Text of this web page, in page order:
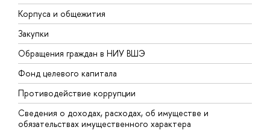
Корпуса и общежития
Закупки
Обращения граждан в НИУ ВШЭ
Фонд целевого капитала
Противодействие коррупции
Сведения о доходах, расходах, об имуществе и
обязательствах имущественного характера